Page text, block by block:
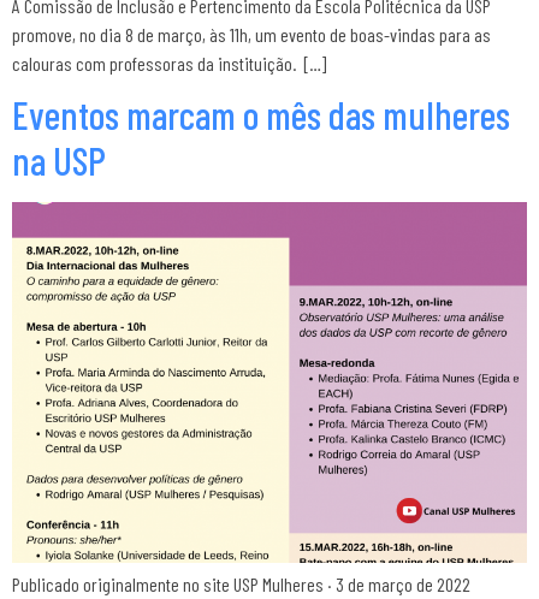
A Comissão de Inclusão e Pertencimento da Escola Politécnica da USP
promove, no dia 8 de março, às 11h, um evento de boas-vindas para as
calouras com professoras da instituição. […]
Eventos marcam o mês das mulheres
na USP
Publicado originalmente no site USP Mulheres · 3 de março de 2022